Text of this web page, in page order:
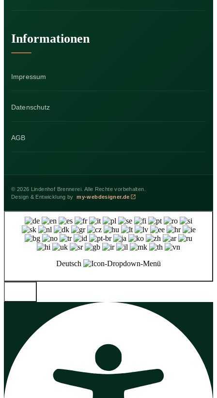
Informationen
Impressum
Datenschutz
AGB
© 2026 Lindenhof Brennerei. Alle Rechte vorbehalten.
Design & Entwicklung by
my-webdesigner.de
Deutsch